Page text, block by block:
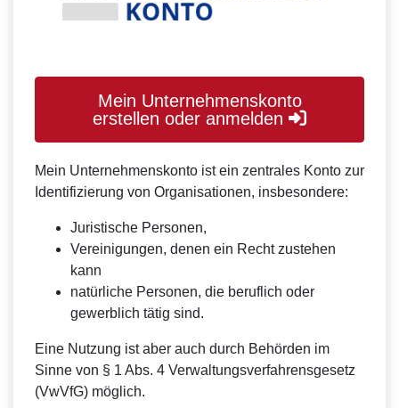
Mein Unternehmenskonto
erstellen oder anmelden
Mein Unternehmenskonto ist ein zentrales Konto zur
Identifizierung von Organisationen, insbesondere:
Juristische Personen,
Vereinigungen, denen ein Recht zustehen
kann
natürliche Personen, die beruflich oder
gewerblich tätig sind.
Eine Nutzung ist aber auch durch Behörden im
Sinne von § 1 Abs. 4 Verwaltungsverfahrensgesetz
(VwVfG) möglich.